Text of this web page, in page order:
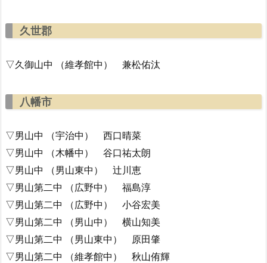
久世郡
▽久御山中 （維孝館中） 兼松佑汰
八幡市
▽男山中 （宇治中） 西口晴菜
▽男山中 （木幡中） 谷口祐太朗
▽男山中 （男山東中） 辻川恵
▽男山第二中 （広野中） 福島淳
▽男山第二中 （広野中） 小谷宏美
▽男山第二中 （男山中） 横山知美
▽男山第二中 （男山東中） 原田肇
▽男山第二中 （維孝館中） 秋山侑輝